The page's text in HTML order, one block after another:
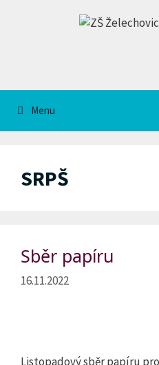
Menu
SRPŠ
Sběr papíru
16.11.2022
Listopadový sběr papíru